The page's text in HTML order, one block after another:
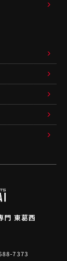
門 東葛西
7373